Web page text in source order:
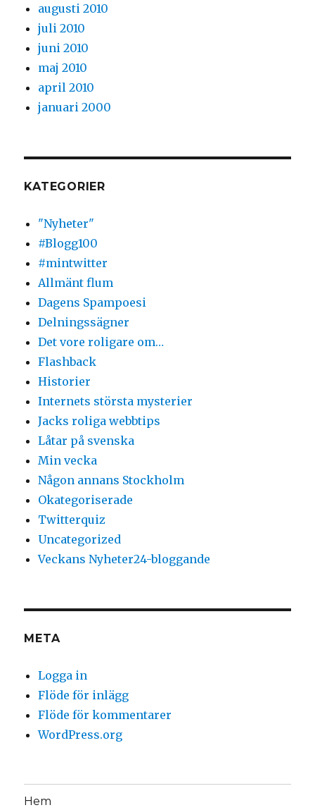
augusti 2010
juli 2010
juni 2010
maj 2010
april 2010
januari 2000
KATEGORIER
"Nyheter"
#Blogg100
#mintwitter
Allmänt flum
Dagens Spampoesi
Delningssägner
Det vore roligare om…
Flashback
Historier
Internets största mysterier
Jacks roliga webbtips
Låtar på svenska
Min vecka
Någon annans Stockholm
Okategoriserade
Twitterquiz
Uncategorized
Veckans Nyheter24-bloggande
META
Logga in
Flöde för inlägg
Flöde för kommentarer
WordPress.org
Hem